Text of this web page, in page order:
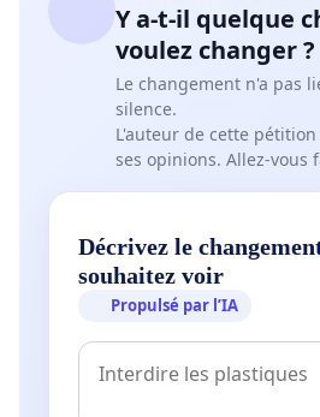
Y a-t-il quelque
voulez changer ?
Le changement n'a pas
silence.
L'auteur de cette
ses opinions. Allez-vous
Décrivez le
souhaitez voir
Propulsé par l’IA